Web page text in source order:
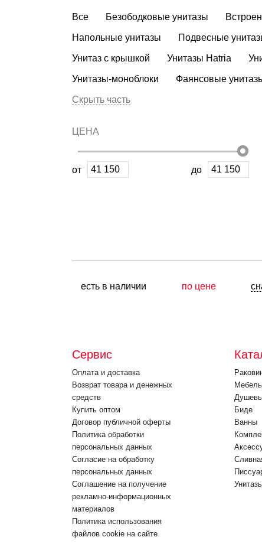
Все Безободковые унитазы
Напольные унитазы Подвесные
Унитаз с крышкой Унитазы Hatria
Унитазы-моноблоки Фаянсовые
Скрыть часть
ЦЕНА
от до
есть в наличии по цене
Сервис
Оплата и доставка
Возврат товара и денежных
средств
Купить оптом
Договор публичной оферты
Политика обработки
персональных данных
Согласие на обработку
персональных данных
Соглашение на получение
рекламно-информационных
материалов
Политика использования
файлов cookie на сайте
Биде
Ванны